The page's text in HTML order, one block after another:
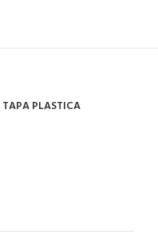
TAPA PLASTICA